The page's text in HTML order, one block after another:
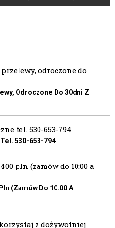
Odroczone Do 30dni Z
530-653-794
(zamów Do 10:00 A